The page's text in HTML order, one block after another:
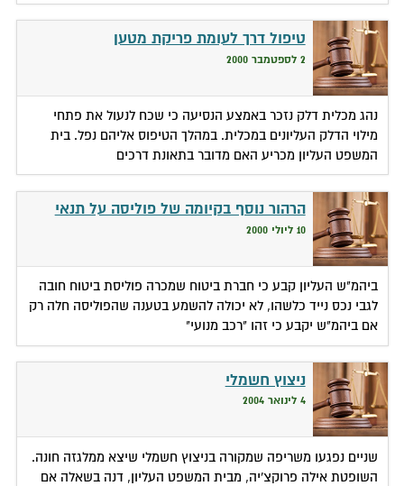
טיפול דרך לעומת פריקת מטען
2 לספטמבר 2000
נהג מכלית דלק נזכר באמצע הנסיעה כי שכח לנעול את פתחי
מילוי הדלק העליונים במכלית. במהלך הטיפוס אליהם נפל. בית
המשפט העליון מכריע האם מדובר בתאונת דרכים
הרהור נוסף בקיומה של פוליסה על תנאי
10 ליולי 2000
ביהמ"ש העליון קבע כי חברת ביטוח שמכרה פוליסת ביטוח חובה
לגבי נכס נייד כלשהו, לא יכולה להשמע בטענה שהפוליסה חלה רק
אם ביהמ"ש יקבע כי זהו "רכב מנועי"
ניצוץ חשמלי
4 לינואר 2004
שניים נפגעו משריפה שמקורה בניצוץ חשמלי שיצא ממלגזה חונה.
השופטת אילה פרוקצ'יה, מבית המשפט העליון, דנה בשאלה אם